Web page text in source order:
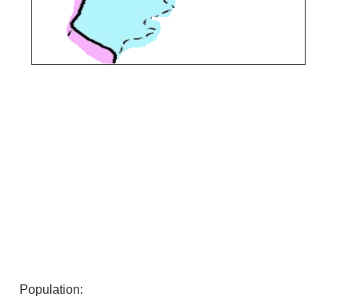
Population: